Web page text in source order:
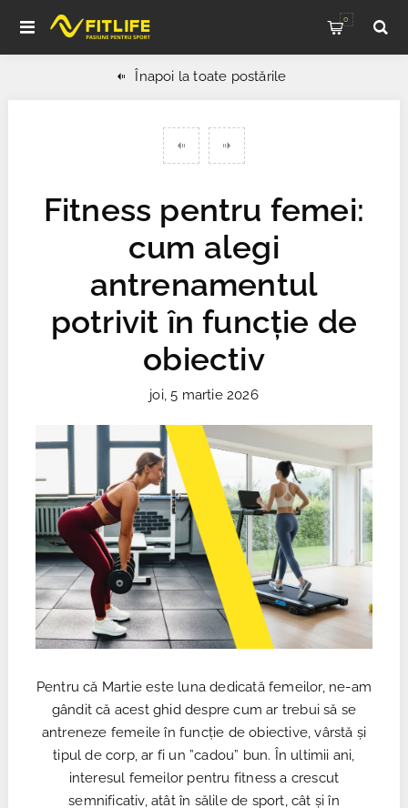
0
Înapoi la toate postările
Fitness pentru femei:
cum alegi
antrenamentul
potrivit în funcție de
obiectiv
joi, 5 martie 2026
Pentru că Martie este luna dedicată femeilor, ne-am
gândit că acest ghid despre cum ar trebui să se
antreneze femeile în funcție de obiective, vârstă și
tipul de corp, ar fi un ”cadou” bun. În ultimii ani,
interesul femeilor pentru fitness a crescut
semnificativ, atât în sălile de sport, cât și în